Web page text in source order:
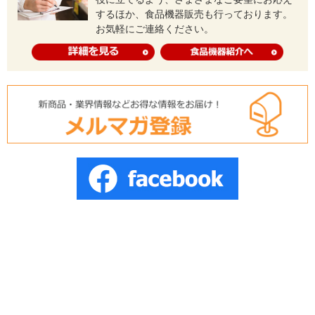
するほか、食品機器販売も行っております。
お気軽にご連絡ください。